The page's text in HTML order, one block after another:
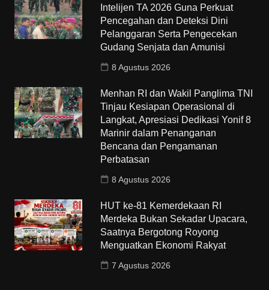
Intelijen TA 2026 Guna Perkuat
Pencegahan dan Deteksi Dini
Pelanggaran Serta Pengecekan
Gudang Senjata dan Amunisi
8 Agustus 2026
Menhan RI dan Wakil Panglima TNI
Tinjau Kesiapan Operasional di
Langkat, Apresiasi Dedikasi Yonif 8
Marinir dalam Penanganan
Bencana dan Pengamanan
Perbatasan
8 Agustus 2026
HUT ke-81 Kemerdekaan RI
Merdeka Bukan Sekadar Upacara,
Saatnya Bergotong Royong
Menguatkan Ekonomi Rakyat
7 Agustus 2026